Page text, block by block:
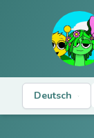
Deutsch